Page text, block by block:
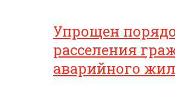
Упрощен
расселения
аварийного